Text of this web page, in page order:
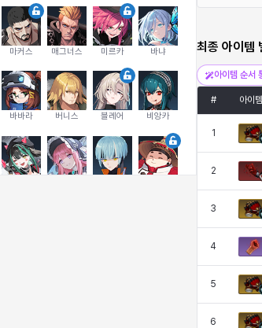
마커스 매그너스 미르카 바냐
바바라 버니스 블레어 비앙카
최종 아이템
아이템 순서
# 아이
1
2
3
4
5
6